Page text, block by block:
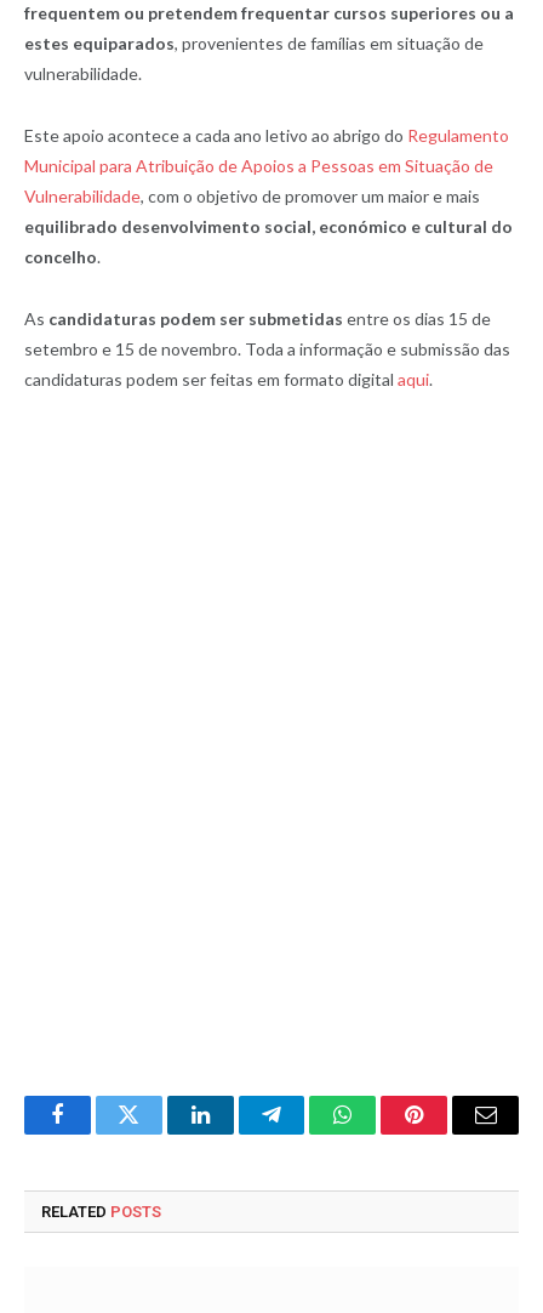
frequentem ou pretendem frequentar cursos superiores ou a
estes equiparados, provenientes de famílias em situação de
vulnerabilidade.
Este apoio acontece a cada ano letivo ao abrigo do Regulamento
Municipal para Atribuição de Apoios a Pessoas em Situação de
Vulnerabilidade, com o objetivo de promover um maior e mais
equilibrado desenvolvimento social, económico e cultural do
concelho.
As candidaturas podem ser submetidas entre os dias 15 de
setembro e 15 de novembro. Toda a informação e submissão das
candidaturas podem ser feitas em formato digital aqui.
FacebookTwitter LinkedInTelegramWhatsAppPinterestEmail
RELATED POSTS